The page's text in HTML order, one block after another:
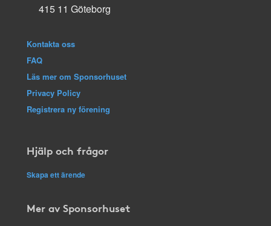
415 11 Göteborg
Kontakta oss
FAQ
Läs mer om Sponsorhuset
Privacy Policy
Registrera ny förening
Hjälp och frågor
Skapa ett ärende
Mer av Sponsorhuset